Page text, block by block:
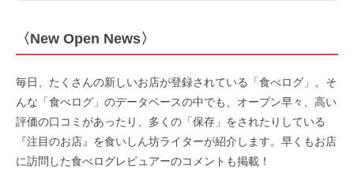
〈New Open News〉
毎日、たくさんの新しいお店が登録されている「食べログ」。そ
んな「食べログ」のデータベースの中でも、オープン早々、高い
評価の口コミがあったり、多くの「保存」をされたりしている
『注目のお店』を食いしん坊ライターが紹介します。早くもお店
に訪問した食べログレビュアーのコメントも掲載！